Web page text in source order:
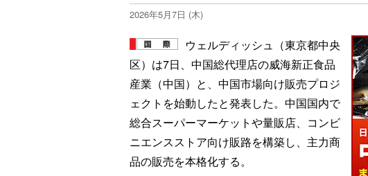
2026年5月7日 (木)
ウェルディッシュ（東京都中央
区）は7日、中国総代理店の威海新正食品
産業（中国）と、中国市場向け販売プロジ
ェクトを始動したと発表した。中国国内で
総合スーパーマーケットや量販店、コンビ
ニエンスストア向け販路を構築し、主力商
品の販売を本格化する。